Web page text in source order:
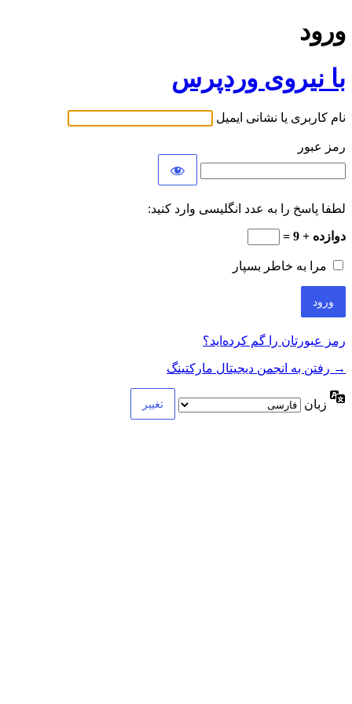
ورود
با نیروی وردپرس
نام کاربری یا نشانی ایمیل
رمز عبور
لطفا پاسخ را به عدد انگلیسی وارد کنید:
دوازده + 9 =
مرا به خاطر بسپار
رمز عبورتان را گم کرده‌اید؟
→ رفتن به انجمن دیجیتال مارکتینگ
زبان